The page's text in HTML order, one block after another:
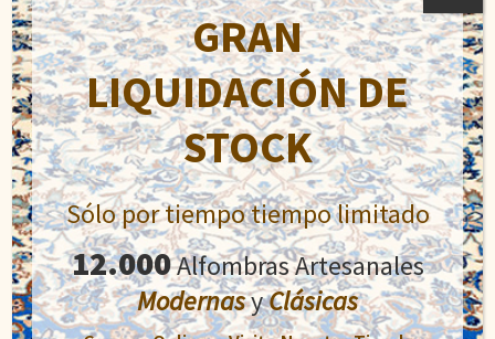
Lori Buft
1.400,00€
El
precio
original
era:
1.400,00€.
900,00€El
precio
actual
es:
900,00€.
Añadir al carrito
GRAN
LIQUIDACIÓN DE
STOCK
Sólo por tiempo tiempo limitado
12.000Alfombras Artesanales
ModernasyClásicas